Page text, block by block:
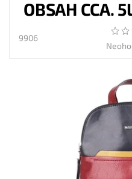
OBSAH CCA.
9906